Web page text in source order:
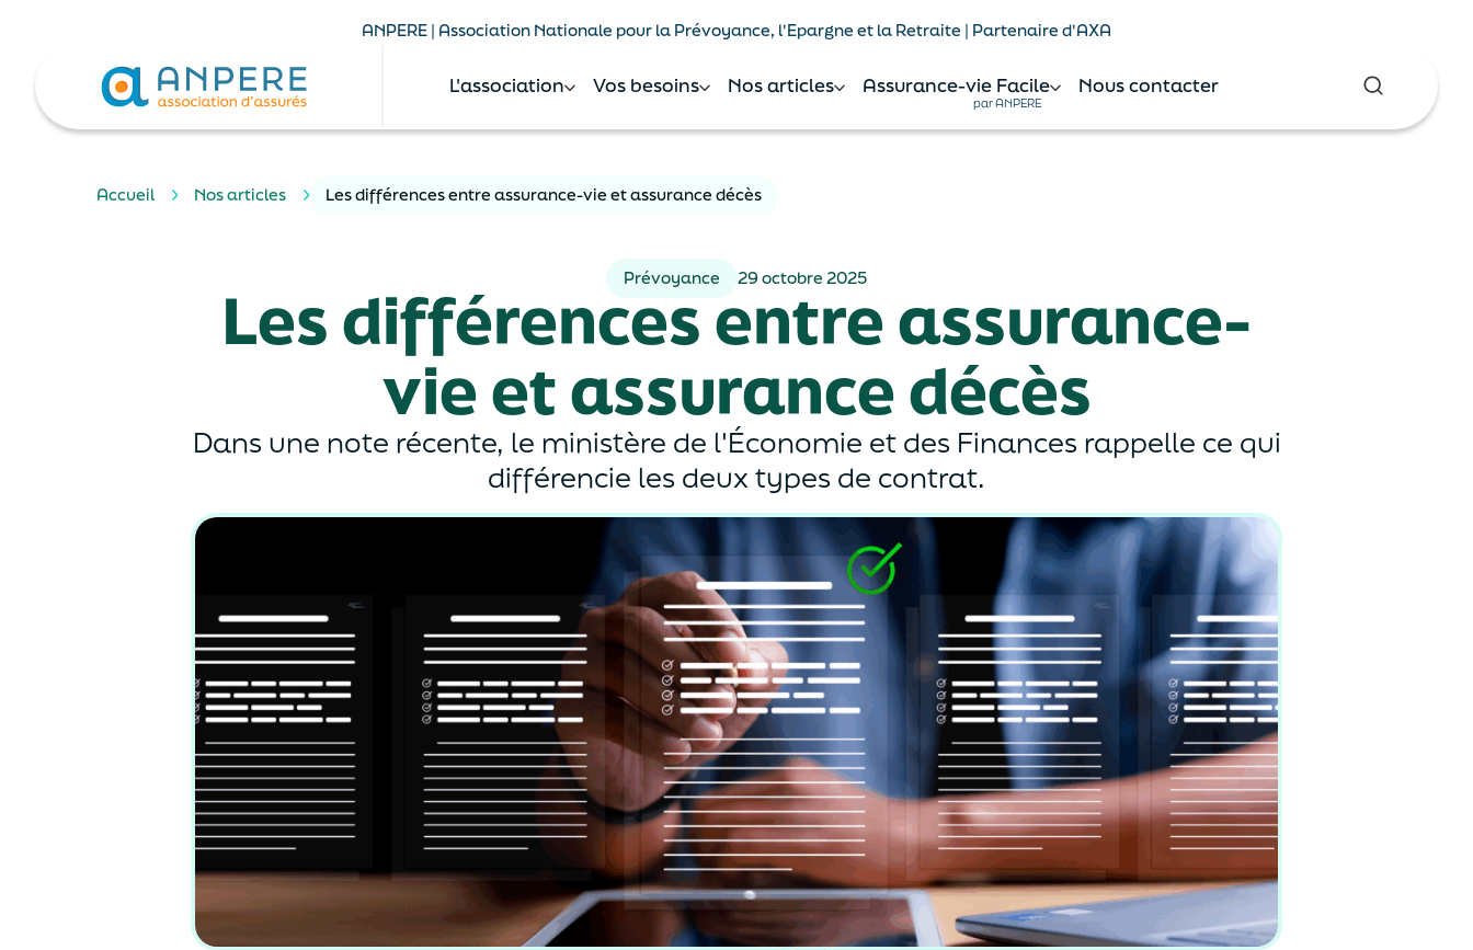
ANPERE | Association Nationale pour la Prévoyance, l'Epargne et la Retraite | Partenaire d'AXA
L'association Vos besoins Nos articles Assurance-vie Facile
par ANPERE
Nous contacter
Accueil Nos articles Les différences entre assurance-vie et assurance décès
Prévoyance 29 octobre 2025
Les différences entre assurance-
vie et assurance décès
Dans une note récente, le ministère de l'Économie et des Finances rappelle ce qui
différencie les deux types de contrat.